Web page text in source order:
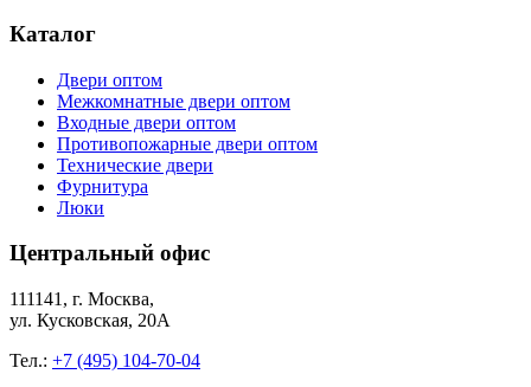
Каталог
Двери оптом
Межкомнатные двери оптом
Входные двери оптом
Противопожарные двери оптом
Технические двери
Фурнитура
Люки
Центральный офис
111141, г. Москва,
ул. Кусковская, 20А
Тел.: +7 (495) 104-70-04